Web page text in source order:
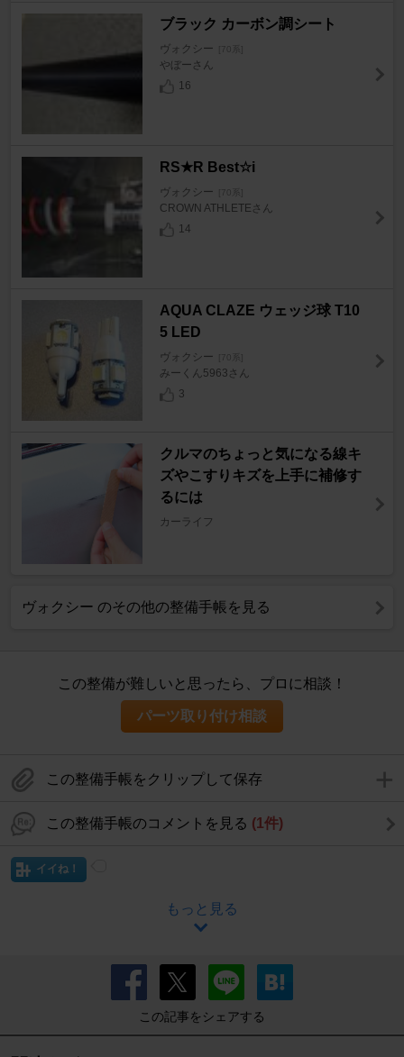
ブラック カーボン調シート
ヴォクシー [70系]
やぼーさん
16
RS★R Best☆i
ヴォクシー [70系]
CROWN ATHLETEさん
14
AQUA CLAZE ウェッジ球 T10
5 LED
ヴォクシー [70系]
みーくん5963さん
3
クルマのちょっと気になる線キ
ズやこすりキズを上手に補修す
るには
カーライフ
ヴォクシー のその他の整備手帳を見る
この整備が難しいと思ったら、プロに相談！
パーツ取り付け相談
この整備手帳をクリップして保存
この整備手帳のコメントを見る (1件)
イイね！
もっと見る
この記事をシェアする